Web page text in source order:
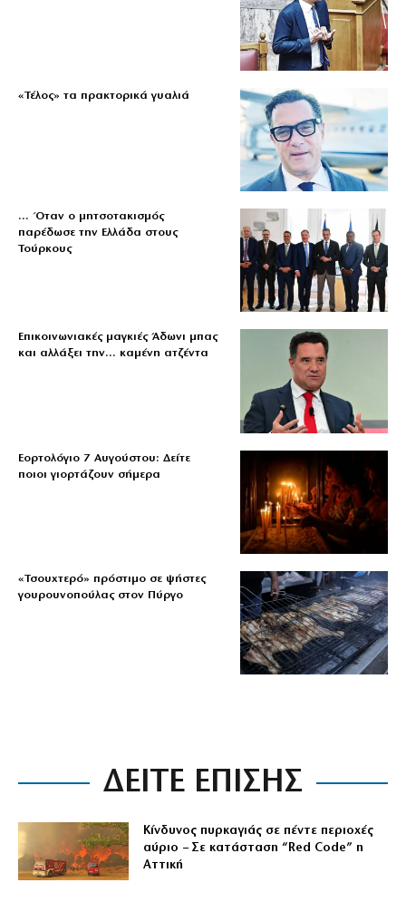
«Τέλος» τα πρακτορικά γυαλιά
… Όταν ο μητσοτακισμός
παρέδωσε την Ελλάδα στους
Τούρκους
Επικοινωνιακές μαγκιές Άδωνι μπας
και αλλάξει την… καμένη ατζέντα
Εορτολόγιο 7 Αυγούστου: Δείτε
ποιοι γιορτάζουν σήμερα
«Τσουχτερό» πρόστιμο σε ψήστες
γουρουνοπούλας στον Πύργο
ΔΕΙΤΕ ΕΠΙΣΗΣ
Κίνδυνος πυρκαγιάς σε πέντε περιοχές
αύριο – Σε κατάσταση “Red Code” η
Αττική